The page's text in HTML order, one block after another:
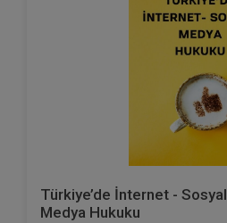
Türkiye’de İnternet - Sosyal
Medya Hukuku